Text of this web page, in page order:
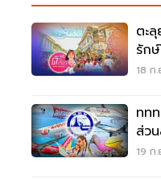
ตะ
รัก
18 ก
ทท
ส่ว
19 ก